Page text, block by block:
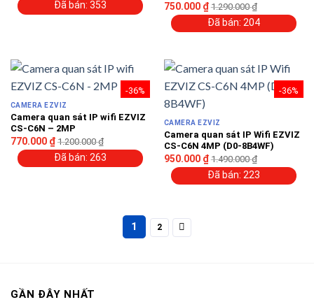
Đã bán: 353 750.000 ₫ 1.290.000₫
Đã bán: 204
-36%
CAMERA EZVIZ
Camera quan sát IP wifi EZVIZ
CS-C6N – 2MP
770.000 ₫ 1.200.000₫
Đã bán: 263
-36%
CAMERA EZVIZ
Camera quan sát IP Wifi EZVIZ
CS-C6N 4MP (D0-8B4WF)
950.000 ₫ 1.490.000₫
Đã bán: 223
1 2
GẦN ĐÂY NHẤT